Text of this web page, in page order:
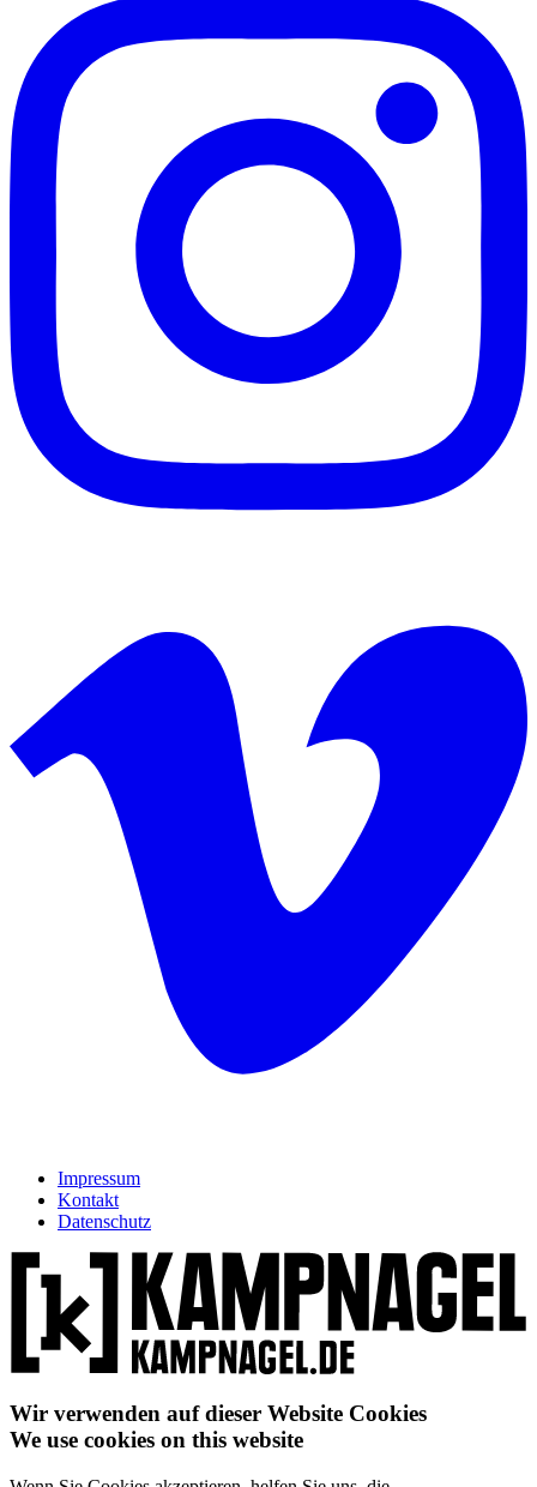
Impressum
Kontakt
Datenschutz
Wir verwenden auf dieser Website Cookies
We use cookies on this website